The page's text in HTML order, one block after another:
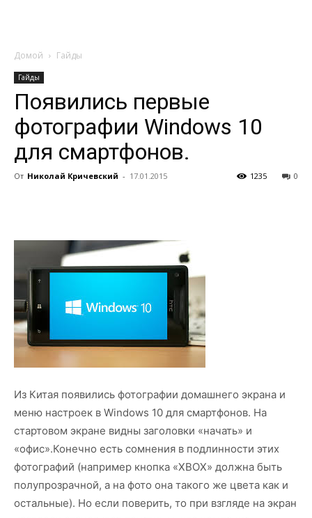
Домой Гайды
Гайды
Появились первые
фотографии Windows 10
для смартфонов.
От Николай Кричевский - 17.01.2015 0
1235
Из Китая появились фотографии домашнего экрана и
меню настроек в Windows 10 для смартфонов. На
стартовом экране видны заголовки «начать» и
«офис».Конечно есть сомнения в подлинности этих
фотографий (например кнопка «ХВОХ» должна быть
полупрозрачной, а на фото она такого же цвета как и
остальные). Но если поверить, то при взгляде на экран